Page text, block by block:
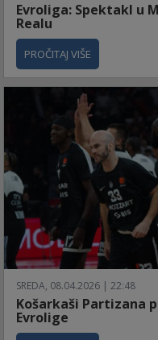
Evroliga: Spektakl u
Realu
PROČITAJ VIŠE
SREDA, 08.04.2026 | 22:48
Košarkaši Partizana
Evrolige